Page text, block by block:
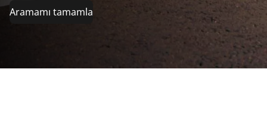
Aramamı tamamla